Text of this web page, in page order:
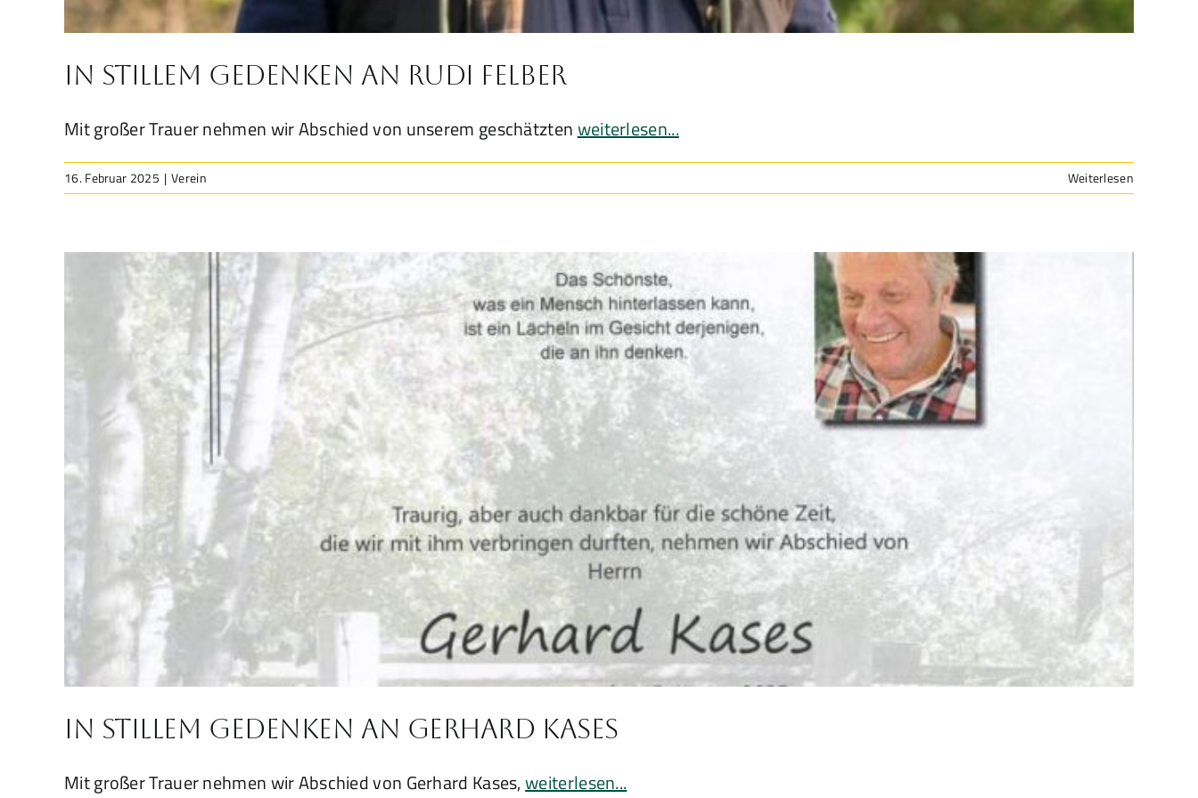
In stillem Gedenken an Rudi Felber
Mit großer Trauer nehmen wir Abschied von unserem geschätztenweiterlesen...
16. Februar 2025 | Verein Weiterlesen
In stillem Gedenken an Gerhard Kases
Mit großer Trauer nehmen wir Abschied von Gerhard Kases,weiterlesen...